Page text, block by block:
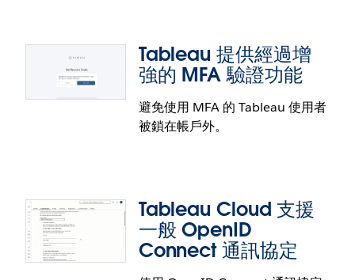
更多資料儲存空間
提供更多資料儲存空間，讓您在 Tableau Cloud 中進
一步運用資料。現在 Tableau Cloud 中的每個站台都
Tableau 提供經過增
強的 MFA 驗證功能
避免使用 MFA 的 Tableau 使用者
被鎖在帳戶外。
Tableau Cloud 支援
一般 OpenID
Connect 通訊協定